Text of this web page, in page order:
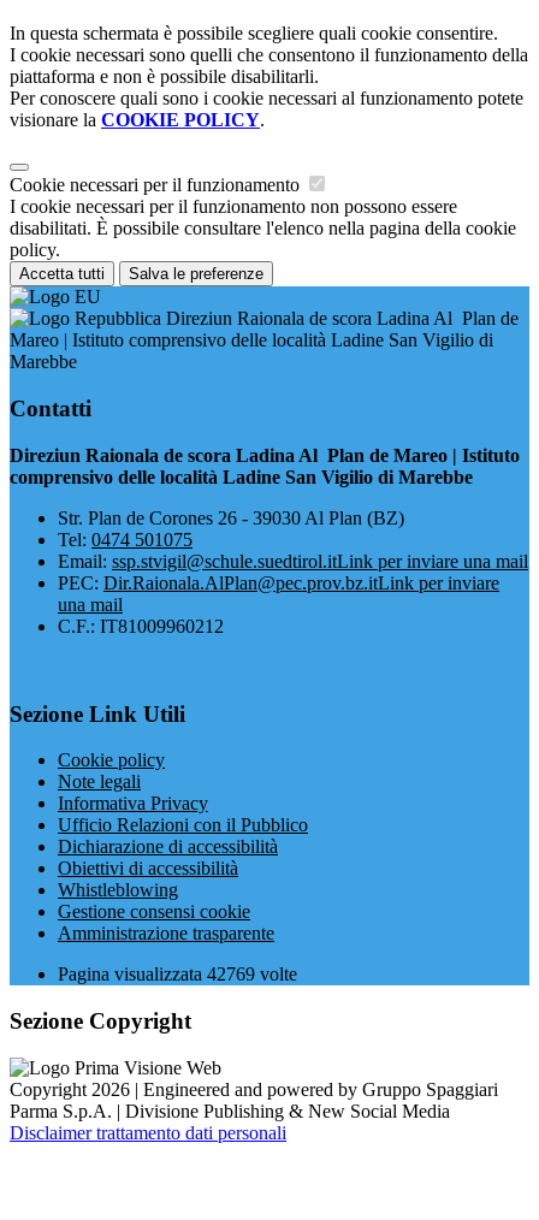
In questa schermata è possibile scegliere quali cookie consentire.
I cookie necessari sono quelli che consentono il funzionamento della
piattaforma e non è possibile disabilitarli.
Per conoscere quali sono i cookie necessari al funzionamento potete
visionare la COOKIE POLICY.
Cookie necessari per il funzionamento
I cookie necessari per il funzionamento non possono essere
disabilitati. È possibile consultare l'elenco nella pagina della cookie
policy.
Accetta tutti Salva le preferenze
Direziun Raionala de scora Ladina Al Plan de
Mareo | Istituto comprensivo delle località Ladine San Vigilio di
Marebbe
Contatti
Direziun Raionala de scora Ladina Al Plan de Mareo | Istituto
comprensivo delle località Ladine San Vigilio di Marebbe
​Str. Plan de Corones 26 - 39030 Al Plan (BZ)
Tel: 0474 501075
Email: ssp.stvigil@schule.suedtirol.itLink per inviare una mail
PEC: Dir.Raionala.AlPlan@pec.prov.bz.itLink per inviare
una mail
C.F.: IT81009960212
Sezione Link Utili
Cookie policy
Note legali
Informativa Privacy
Ufficio Relazioni con il Pubblico
Dichiarazione di accessibilità
Obiettivi di accessibilità
Whistleblowing
Gestione consensi cookie
Amministrazione trasparente
Pagina visualizzata 42769 volte
Sezione Copyright
Copyright 2026 | Engineered and powered by Gruppo Spaggiari
Parma S.p.A. | Divisione Publishing & New Social Media
Disclaimer trattamento dati personali